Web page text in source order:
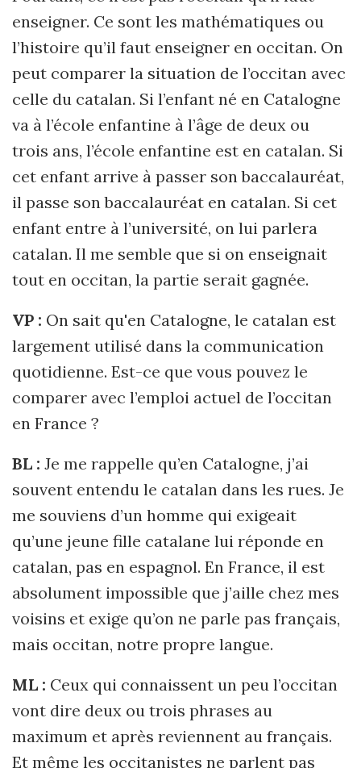
enseigner. Ce sont les mathématiques ou
l’histoire qu’il faut enseigner en occitan. On
peut comparer la situation de l’occitan avec
celle du catalan. Si l’enfant né en Catalogne
va à l’école enfantine à l’âge de deux ou
trois ans, l’école enfantine est en catalan. Si
cet enfant arrive à passer son baccalauréat,
il passe son baccalauréat en catalan. Si cet
enfant entre à l’université, on lui parlera
catalan. Il me semble que si on enseignait
tout en occitan, la partie serait gagnée.
VP : On sait qu'en Catalogne, le catalan est
largement utilisé dans la communication
quotidienne. Est-ce que vous pouvez le
comparer avec l’emploi actuel de l’occitan
en France ?
BL : Je me rappelle qu’en Catalogne, j’ai
souvent entendu le catalan dans les rues. Je
me souviens d’un homme qui exigeait
qu’une jeune fille catalane lui réponde en
catalan, pas en espagnol. En France, il est
absolument impossible que j’aille chez mes
voisins et exige qu’on ne parle pas français,
mais occitan, notre propre langue.
ML : Ceux qui connaissent un peu l’occitan
vont dire deux ou trois phrases au
maximum et après reviennent au français.
Et même les occitanistes ne parlent pas